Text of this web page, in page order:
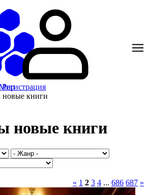
Регистрация
книги
новые книги
« 1 2 3 4 ... 686 687 »